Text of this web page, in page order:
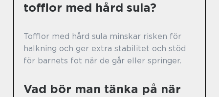
tofflor med hård sula?
Tofflor med hård sula minskar risken för
halkning och ger extra stabilitet och stöd
för barnets fot när de går eller springer.
Vad bör man tänka på när